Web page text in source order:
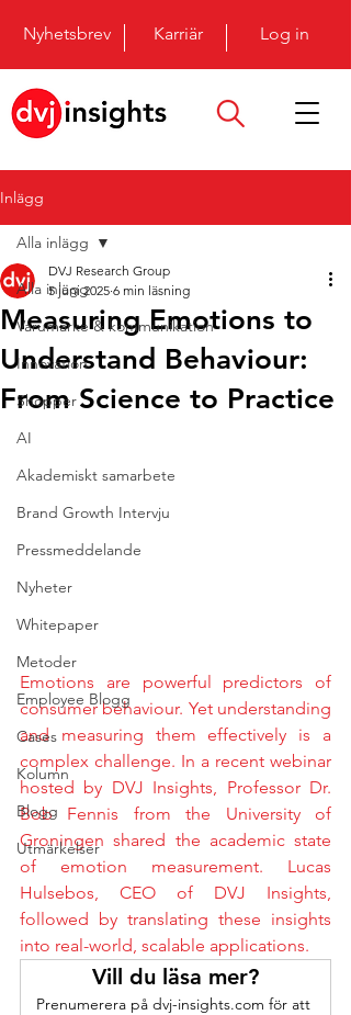
Nyhetsbrev Karriär Log in
Inlägg
Alla inlägg
Varumärke & kommunikation
Innovation
Shopper
AI
Akademiskt samarbete
Brand Growth Intervju
Pressmeddelande
Nyheter
Whitepaper
Metoder
Employee Blogg
Cases
Kolumn
Blogg
Utmärkelser
Alla inlägg
Measuring Emotions to
Understand Behaviour:
From Science to Practice
DVJ Research Group
5 juni 2025 6 min läsning
Emotions are powerful predictors of
consumer behaviour. Yet understanding
and measuring them effectively is a
complex challenge. In a recent webinar
hosted by DVJ Insights, Professor Dr.
Bob Fennis from the University of
Groningen shared the academic state
of emotion measurement. Lucas
Hulsebos, CEO of DVJ Insights,
followed by translating these insights
into real-world, scalable applications.
Vill du läsa mer?
Prenumerera på dvj-insights.com för att